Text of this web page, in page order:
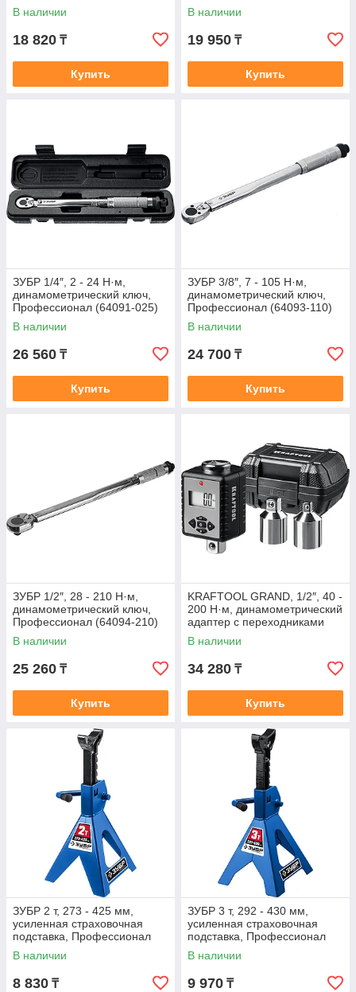
В наличии
18 820 ₸
Купить
В наличии
19 950 ₸
Купить
ЗУБР 1/4″, 2 - 24 Н·м,
динамометрический ключ,
Профессионал (64091-025)
В наличии
26 560 ₸
Купить
ЗУБР 3/8″, 7 - 105 Н·м,
динамометрический ключ,
Профессионал (64093-110)
В наличии
24 700 ₸
Купить
ЗУБР 1/2″, 28 - 210 Н·м,
динамометрический ключ,
Профессионал (64094-210)
В наличии
25 260 ₸
Купить
KRAFTOOL GRAND, 1/2″, 40 -
200 Н·м, динамометрический
адаптер с переходниками
(64044-200)
В наличии
34 280 ₸
Купить
ЗУБР 2 т, 273 - 425 мм,
усиленная страховочная
подставка, Профессионал
(43065-2)
В наличии
8 830 ₸
ЗУБР 3 т, 292 - 430 мм,
усиленная страховочная
подставка, Профессионал
(43065-3)
В наличии
9 970 ₸